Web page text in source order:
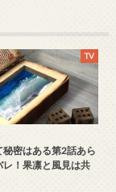
TV
密はある第2話あら
！果凛と風見は共